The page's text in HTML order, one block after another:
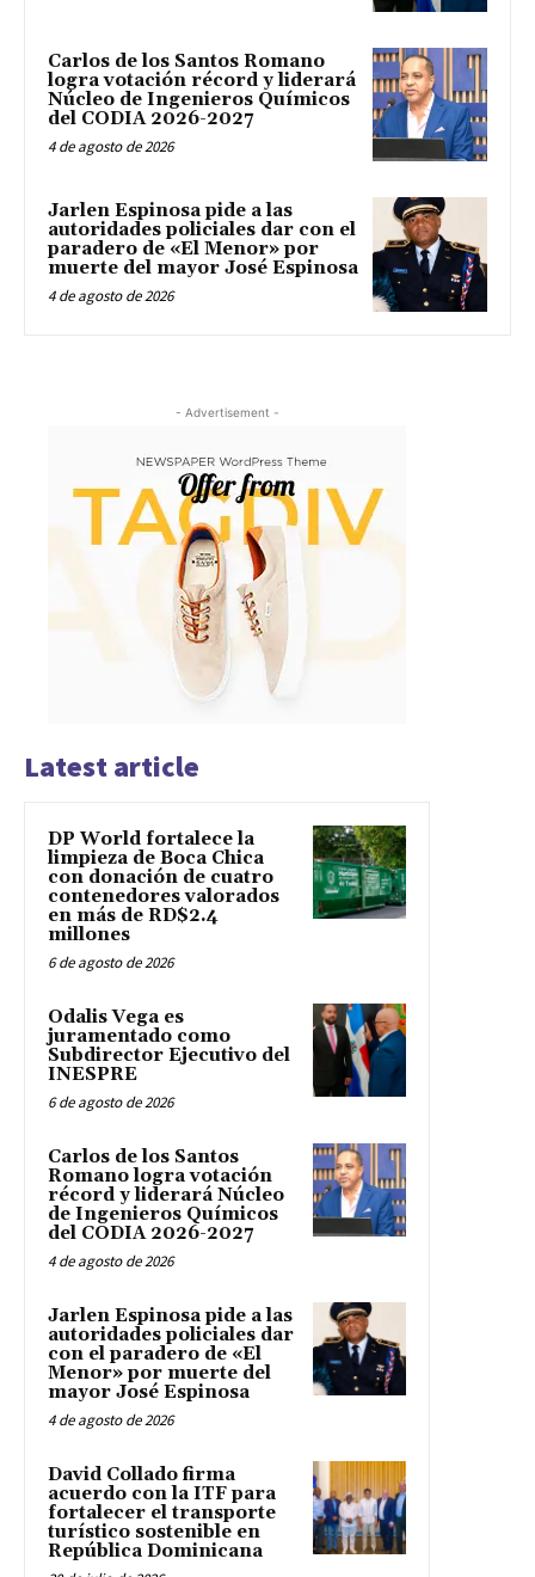
Carlos de los Santos Romano
logra votación récord y liderará
Núcleo de Ingenieros Químicos
del CODIA 2026-2027
4 de agosto de 2026
Jarlen Espinosa pide a las
autoridades policiales dar con el
paradero de «El Menor» por
muerte del mayor José Espinosa
4 de agosto de 2026
- Advertisement -
Latest article
DP World fortalece la
limpieza de Boca Chica
con donación de cuatro
contenedores valorados
en más de RD$2.4
millones
6 de agosto de 2026
Odalis Vega es
juramentado como
Subdirector Ejecutivo del
INESPRE
6 de agosto de 2026
Carlos de los Santos
Romano logra votación
récord y liderará Núcleo
de Ingenieros Químicos
del CODIA 2026-2027
4 de agosto de 2026
Jarlen Espinosa pide a las
autoridades policiales dar
con el paradero de «El
Menor» por muerte del
mayor José Espinosa
4 de agosto de 2026
David Collado firma
acuerdo con la ITF para
fortalecer el transporte
turístico sostenible en
República Dominicana